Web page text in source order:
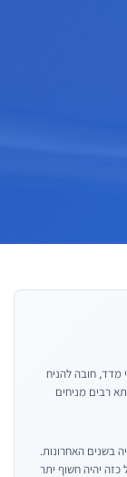
מדד, חובה להניח
רבים מניחים
בשנים האחרונות.
כזה יהיה חשוף יתר